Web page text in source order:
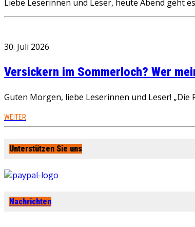
Liebe Leserinnen und Leser, heute Abend geht
30. Juli 2026
Versickern im Sommerloch? Wer
Guten Morgen, liebe Leserinnen und Leser!
WEITER
Unterstützen Sie uns
Nachrichten